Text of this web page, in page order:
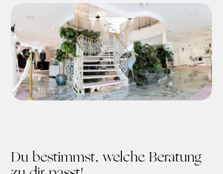
Du bestimmst, welche Beratung